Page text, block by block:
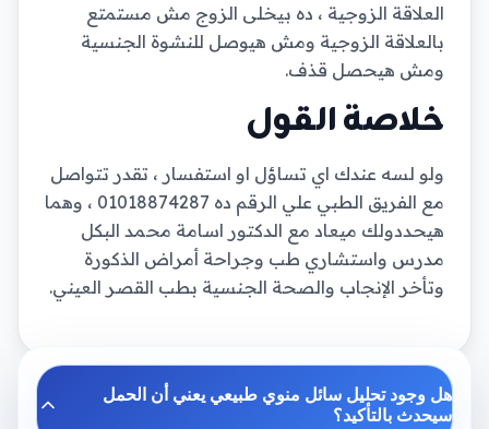
العلاقة الزوجية ، ده بيخلى الزوج مش مستمتع
بالعلاقة الزوجية ومش هيوصل للنشوة الجنسية
ومش هيحصل قذف.
خلاصة القول
ولو لسه عندك اي تساؤل او استفسار ، تقدر تتواصل
مع الفريق الطبي علي الرقم ده 01018874287 ، وهما
هيحددولك ميعاد مع الدكتور اسامة محمد البكل
مدرس واستشاري طب وجراحة أمراض الذكورة
وتأخر الإنجاب والصحة الجنسية بطب القصر العيني.
هل وجود تحليل سائل منوي طبيعي يعني أن الحمل
سيحدث بالتأكيد؟